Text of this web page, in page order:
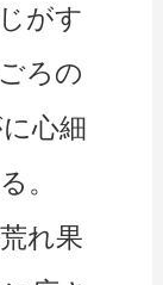
がす
ろの
心細
。
れ果